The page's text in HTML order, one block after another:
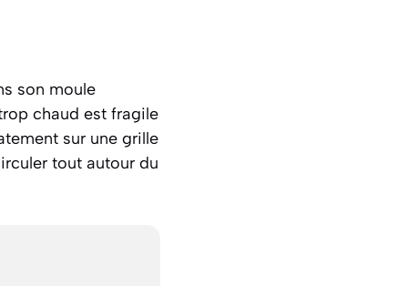
son moule
chaud est fragile
sur une grille
tout autour du